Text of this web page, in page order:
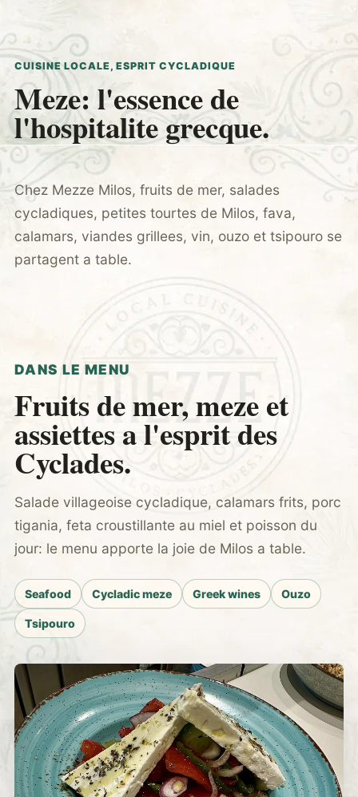
CUISINE LOCALE, ESPRIT CYCLADIQUE
Meze: l'essence de
l'hospitalite grecque.
Chez Mezze Milos, fruits de mer, salades
cycladiques, petites tourtes de Milos, fava,
calamars, viandes grillees, vin, ouzo et tsipouro se
partagent a table.
DANS LE MENU
Fruits de mer, meze et
assiettes a l'esprit des
Cyclades.
Salade villageoise cycladique, calamars frits, porc
tigania, feta croustillante au miel et poisson du
jour: le menu apporte la joie de Milos a table.
Seafood Cycladic meze Greek wines Ouzo
Tsipouro